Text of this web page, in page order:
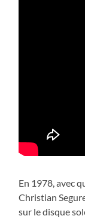
En 1978, avec
Christian
sur le disque